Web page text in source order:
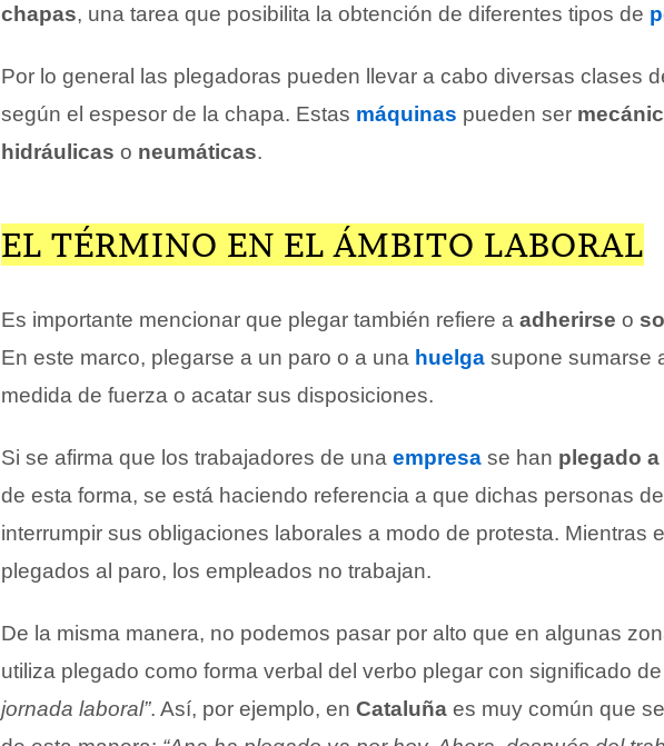
chapas, una tarea que posibilita la obtención de diferentes tipos de
Por lo general las plegadoras pueden llevar a cabo diversas clases
según el espesor de la chapa. Estas máquinas pueden ser
hidráulicas o neumáticas.
EL TÉRMINO EN EL ÁMBITO LABORAL
Es importante mencionar que plegar también refiere a adherirse o
En este marco, plegarse a un paro o a una huelga supone sumarse
medida de fuerza o acatar sus disposiciones.
Si se afirma que los trabajadores de una empresa se han plegado
de esta forma, se está haciendo referencia a que dichas personas
interrumpir sus obligaciones laborales a modo de protesta. Mientras
plegados al paro, los empleados no trabajan.
De la misma manera, no podemos pasar por alto que en algunas
utiliza plegado como forma verbal del verbo plegar con significado
jornada laboral”. Así, por ejemplo, en Cataluña es muy común que